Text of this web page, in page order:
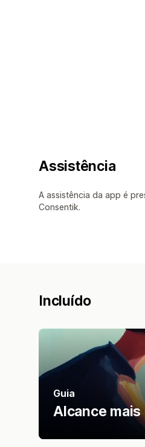
Assistência
A assistência da app é
Consentik.
Incluído
Guia
Alcance